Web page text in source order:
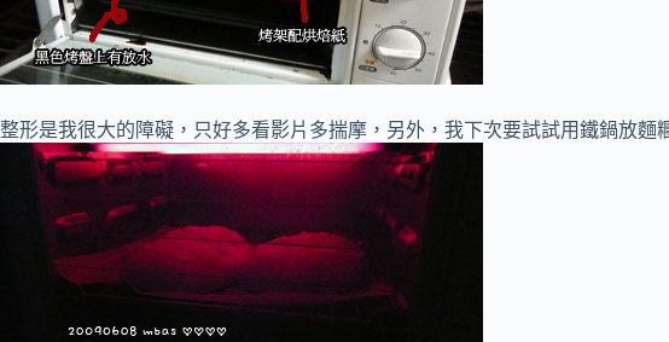
整形是我很大的障礙，只好多看影片多揣摩，另外，我下次要試試用鐵鍋放